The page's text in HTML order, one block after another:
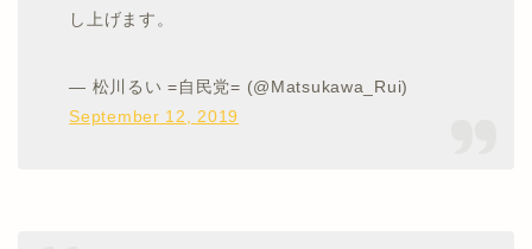
し上げます。
— 松川るい =自民党= (@Matsukawa_Rui)
September 12, 2019